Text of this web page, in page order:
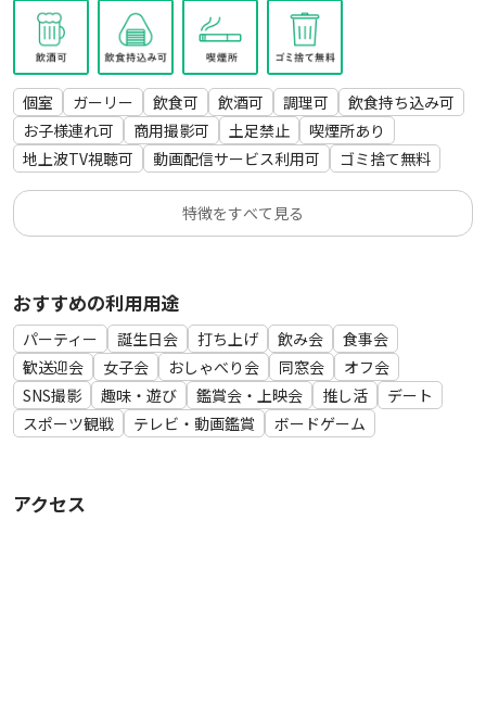
・DVD/BDプレイヤー
・ソファー×3（3人掛けと2人掛けが２つ）
・トランク型ベンチ
・スツール×2
・フロアテーブル
・サイドテーブル
・プフオットマン 3個
・コードレス掃除機
▼パーティーグッズ、撮影用小物
・BRUNO流しそうめん器
・撮影用リングライト
・LEDキャンドルライト
・壁掛けLEDイルミネーションライト
・バースデーガーランド
・花（アンティーク調）
・脚立
個室 ガーリー 飲食可 飲酒可 調理可
飲食持ち込み可
お子様連れ可
商用撮影可 土足禁止
喫煙所あり
地上波TV視聴可
動画配信サービス利用可 ゴミ捨て無料
特徴をすべて見る
おすすめの利用用途
パーティー 誕生日会 打ち上げ 飲み会
食事会
歓送迎会
女子会 おしゃべり会 同窓会
オフ会
SNS撮影
趣味・遊び 鑑賞会・上映会 推し活
デート
スポーツ観戦
テレビ・動画鑑賞 ボードゲーム
アクセス